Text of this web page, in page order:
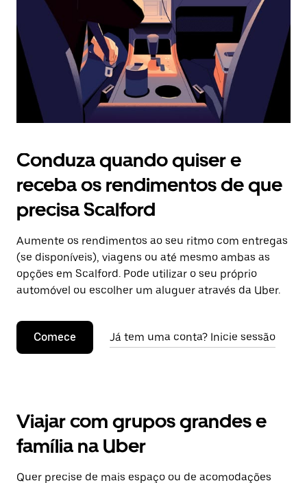
o
calendário.
Conduza quando quiser e
receba os rendimentos de que
precisa Scalford
Aumente os rendimentos ao seu ritmo com entregas
(se disponíveis), viagens ou até mesmo ambas as
opções em Scalford. Pode utilizar o seu próprio
automóvel ou escolher um aluguer através da Uber.
Comece Já tem uma conta? Inicie sessão
Viajar com grupos grandes e
família na Uber
Quer precise de mais espaço ou de acomodações